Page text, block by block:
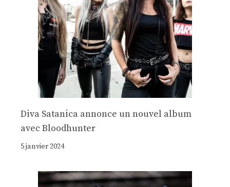
Diva Satanica annonce un nouvel album
avec Bloodhunter
5 janvier 2024